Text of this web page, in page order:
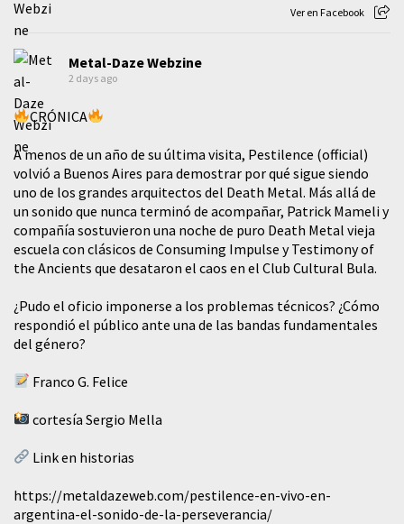
Ver en Facebook
Metal-Daze Webzine
2 days ago
CRÓNICA
A menos de un año de su última visita, Pestilence (official)
volvió a Buenos Aires para demostrar por qué sigue siendo
uno de los grandes arquitectos del Death Metal. Más allá de
un sonido que nunca terminó de acompañar, Patrick Mameli y
compañía sostuvieron una noche de puro Death Metal vieja
escuela con clásicos de Consuming Impulse y Testimony of
the Ancients que desataron el caos en el Club Cultural Bula.
¿Pudo el oficio imponerse a los problemas técnicos? ¿Cómo
respondió el público ante una de las bandas fundamentales
del género?
Franco G. Felice
cortesía Sergio Mella
Link en historias
https://metaldazeweb.com/pestilence-en-vivo-en-
argentina-el-sonido-de-la-perseverancia/